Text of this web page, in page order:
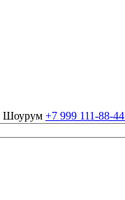
Шоурум +7 999 111-88-44